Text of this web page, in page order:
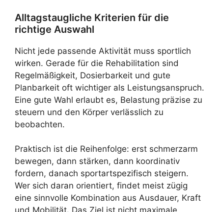
Alltagstaugliche Kriterien für die
richtige Auswahl
Nicht jede passende Aktivität muss sportlich
wirken. Gerade für die Rehabilitation sind
Regelmäßigkeit, Dosierbarkeit und gute
Planbarkeit oft wichtiger als Leistungsanspruch.
Eine gute Wahl erlaubt es, Belastung präzise zu
steuern und den Körper verlässlich zu
beobachten.
Praktisch ist die Reihenfolge: erst schmerzarm
bewegen, dann stärken, dann koordinativ
fordern, danach sportartspezifisch steigern.
Wer sich daran orientiert, findet meist zügig
eine sinnvolle Kombination aus Ausdauer, Kraft
und Mobilität. Das Ziel ist nicht maximale